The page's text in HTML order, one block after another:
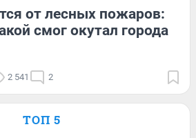
от лесных пожаров:
смог окутал города
2 541 2
ТОП 5